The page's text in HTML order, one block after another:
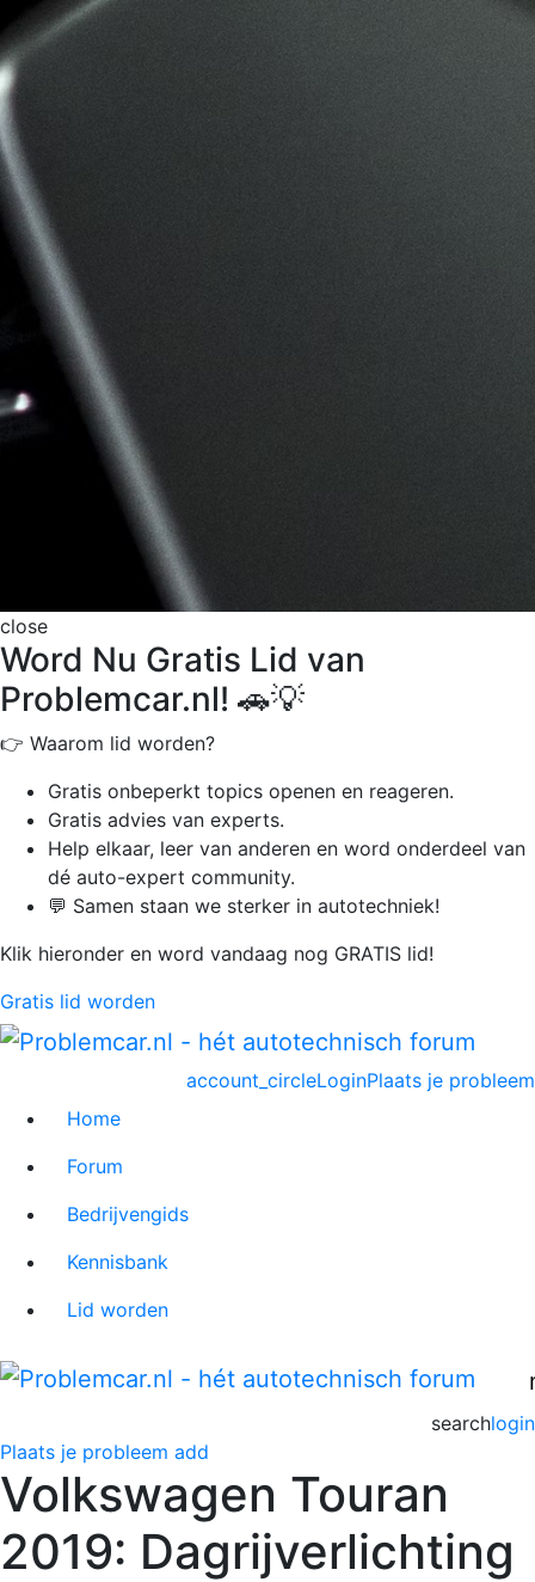
close
Word Nu Gratis Lid van
Problemcar.nl! 🚗💡
👉 Waarom lid worden?
Gratis onbeperkt topics openen en reageren.
Gratis advies van experts.
Help elkaar, leer van anderen en word onderdeel van
dé auto-expert community.
💬 Samen staan we sterker in autotechniek!
Klik hieronder en word vandaag nog GRATIS lid!
Gratis lid worden
Plaats je probleem
account_circleLogin
Home
Forum
Bedrijvengids
Kennisbank
Lid worden
login
search
Plaats je probleem add
Volkswagen Touran
2019: Dagrijverlichting